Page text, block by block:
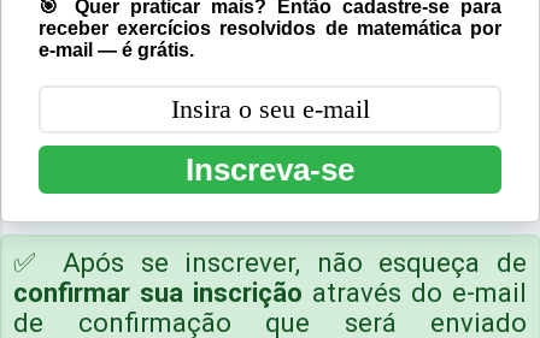
🎯 Quer praticar mais? Então cadastre-se para
receber exercícios resolvidos de matemática por
e-mail — é grátis.
Inscreva-se
✅ Após se inscrever, não esqueça de
confirmar sua inscrição através do e-mail
de confirmação que será enviado